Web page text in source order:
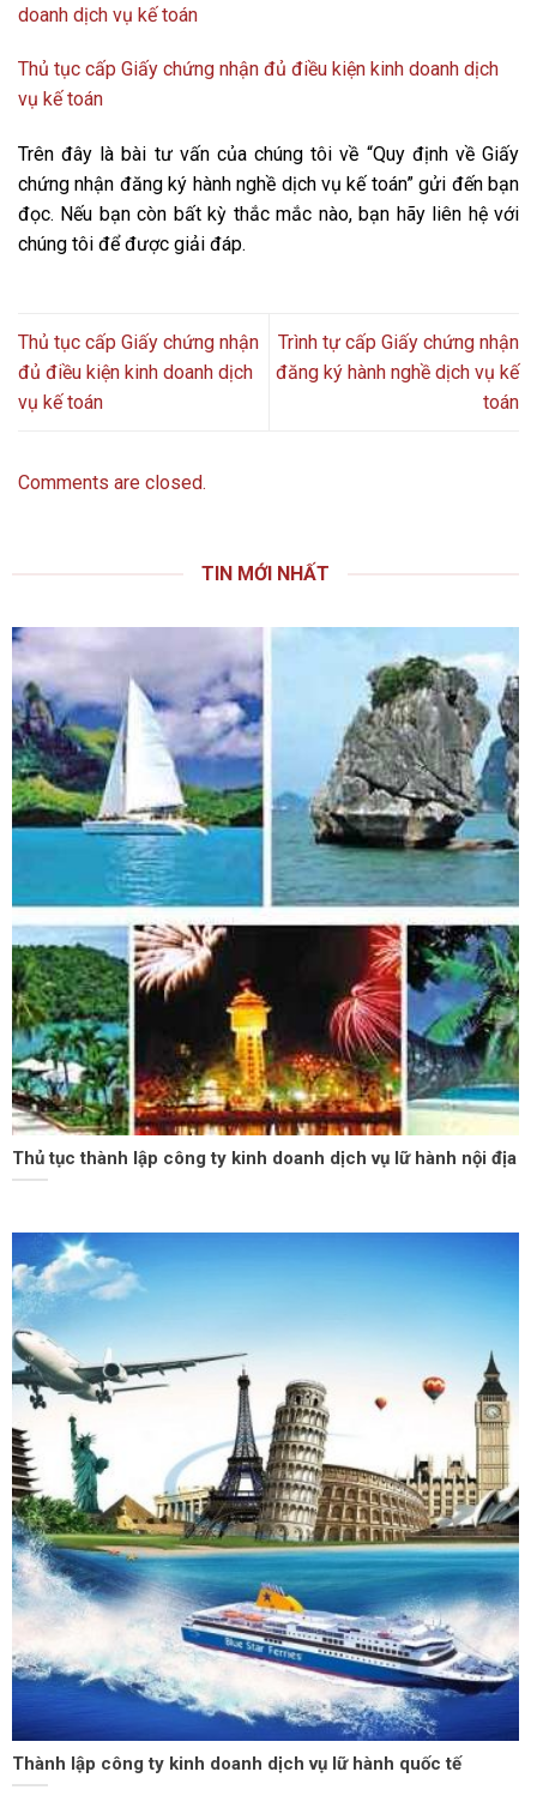
doanh dịch vụ kế toán
Thủ tục cấp Giấy chứng nhận đủ điều kiện kinh doanh dịch
vụ kế toán
Trên đây là bài tư vấn của chúng tôi về “Quy định về Giấy
chứng nhận đăng ký hành nghề dịch vụ kế toán” gửi đến bạn
đọc. Nếu bạn còn bất kỳ thắc mắc nào, bạn hãy liên hệ với
chúng tôi để được giải đáp.
Thủ tục cấp Giấy chứng nhận
đủ điều kiện kinh doanh dịch
vụ kế toán
Trình tự cấp Giấy chứng nhận
đăng ký hành nghề dịch vụ kế
toán
Comments are closed.
TIN MỚI NHẤT
Thủ tục thành lập công ty kinh doanh dịch vụ lữ hành nội địa
Thành lập công ty kinh doanh dịch vụ lữ hành quốc tế